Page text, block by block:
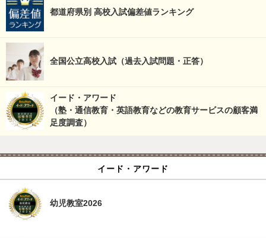
都道府県別 高校入試偏差値ランキング
全国公立高校入試（過去入試問題・正答）
イード・アワード
（塾・通信教育・英語教育などの教育サービスの顧客満
足度調査）
イード・アワード
幼児教室2026